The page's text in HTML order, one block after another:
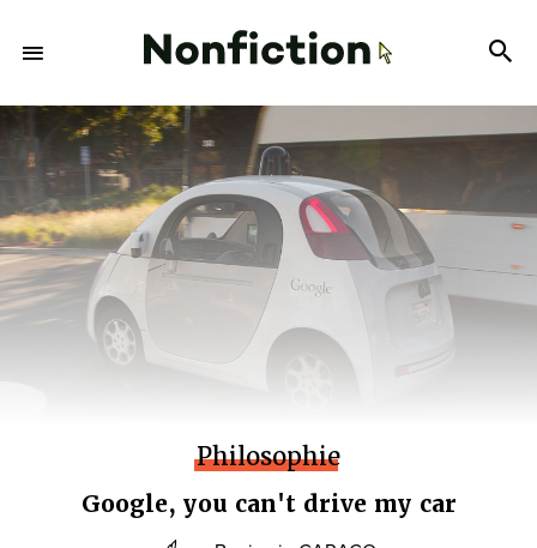
Philosophie
Google, you can't drive my car